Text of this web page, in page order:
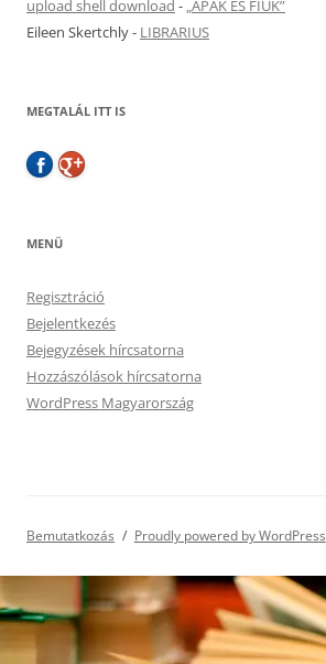
upload shell download - „APÁK ÉS FIÚK”
Eileen Skertchly- LIBRARIUS
MEGTALÁL ITT IS
MENÜ
Regisztráció
Bejelentkezés
Bejegyzések hírcsatorna
Hozzászólások hírcsatorna
WordPress Magyarország
Bemutatkozás Proudly powered by WordPress